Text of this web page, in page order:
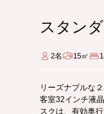
スタン
2名 15㎡
リーズナブルな
客室32インチ液
スクは、有効奥